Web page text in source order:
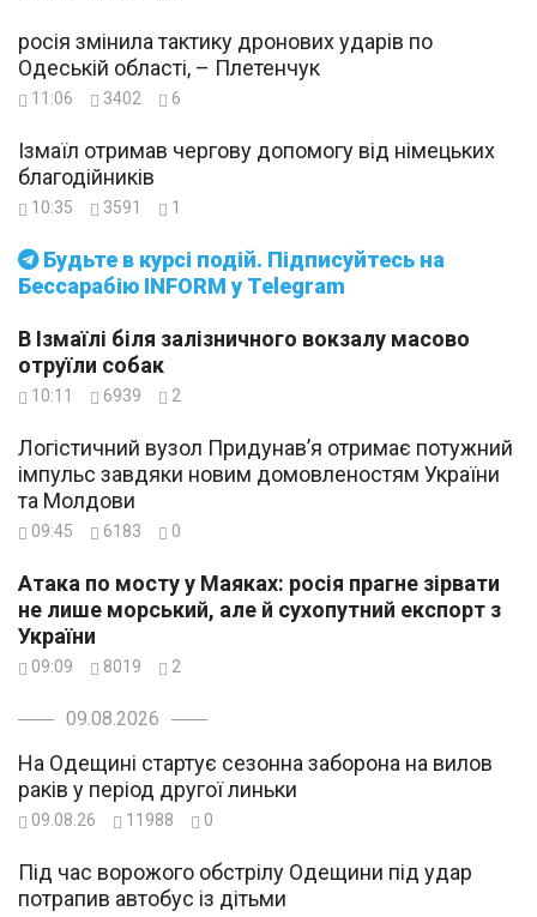
Будьте в курсі подій. Підписуйтесь на
Бессарабію INFORM у Telegram
росія змінила тактику дронових ударів по
Одеській області, – Плетенчук
11:06 3402 6
Ізмаїл отримав чергову допомогу від німецьких
благодійників
10:35 3591 1
В Ізмаїлі біля залізничного вокзалу масово
отруїли собак
10:11 6939 2
Логістичний вузол Придунав’я отримає потужний
імпульс завдяки новим домовленостям України
та Молдови
09:45 6183 0
Атака по мосту у Маяках: росія прагне зірвати
не лише морський, але й сухопутний експорт з
України
09:09 8019 2
09.08.2026
На Одещині стартує сезонна заборона на вилов
раків у період другої линьки
09.08.26 11988 0
Під час ворожого обстрілу Одещини під удар
потрапив автобус із дітьми